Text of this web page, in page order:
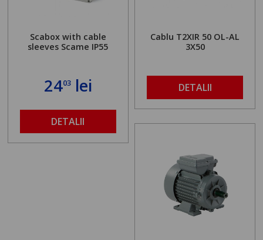
Scabox with cable
sleeves Scame IP55
2403lei
DETALII
Cablu T2XIR 50 OL-AL
3X50
DETALII